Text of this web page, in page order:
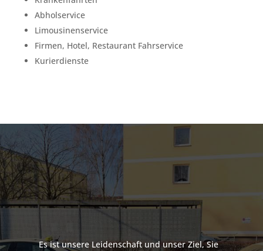
Abholservice
Limousinenservice
Firmen, Hotel, Restaurant Fahrservice
Kurierdienste
Es ist unsere Leidenschaft und unser Ziel, Sie